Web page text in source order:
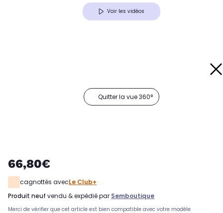
Voir les vidéos
Quitter la vue 360°
66,80€
cagnottés avecLe Club+
produit neuf vendu & expédié par Semboutique
Merci de vérifier que cet article est bien compatible avec votre modèle